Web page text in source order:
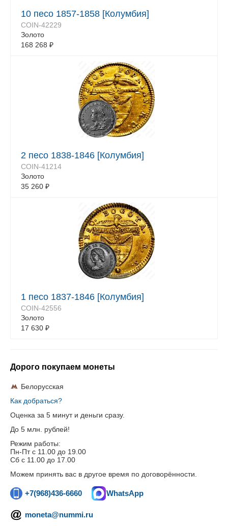
10 песо 1857-1858 [Колумбия]
COIN-42229
Золото
168 268 ₽
2 песо 1838-1846 [Колумбия]
COIN-41214
Золото
35 260 ₽
1 песо 1837-1846 [Колумбия]
COIN-42556
Золото
17 630 ₽
Дорого покупаем монеты
Белорусская
Как добраться?
Оценка за 5 минут и деньги сразу.
До 5 млн. рублей!
Режим работы:
Пн-Пт c 11.00 до 19.00
Сб с 11.00 до 17.00
Можем принять вас в другое время по договорённости.
+7(968)436-6660 WhatsApp
moneta@nummi.ru